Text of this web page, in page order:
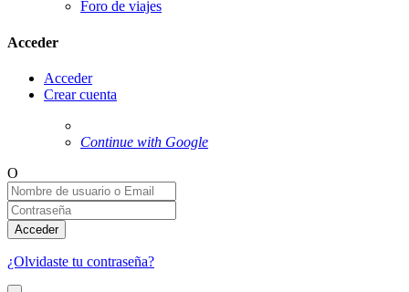
Foro de viajes
Acceder
Acceder
Crear cuenta
Continue with Google
O
Acceder
¿Olvidaste tu contraseña?